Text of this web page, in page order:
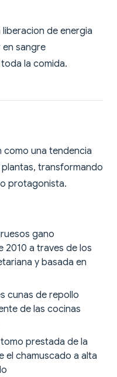
de energia
en sangre
la comida.
como una tendencia
transformando
protagonista.
gano
2010 a traves de los
y basada en
cunas de repollo
de las cocinas
prestada de la
el chamuscado a alta